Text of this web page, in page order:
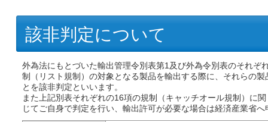
該非判定について
外為法にもとづいた輸出管理令別表第1及び外為令別表のそれぞ
制（リスト規制）の対象となる製品を輸出する際に、それらの
とを該非判定といいます。
また上記別表それぞれの16項の規制（キャッチオール規制）に
じてご自身で判定を行い、輸出許可が必要な場合は経済産業省